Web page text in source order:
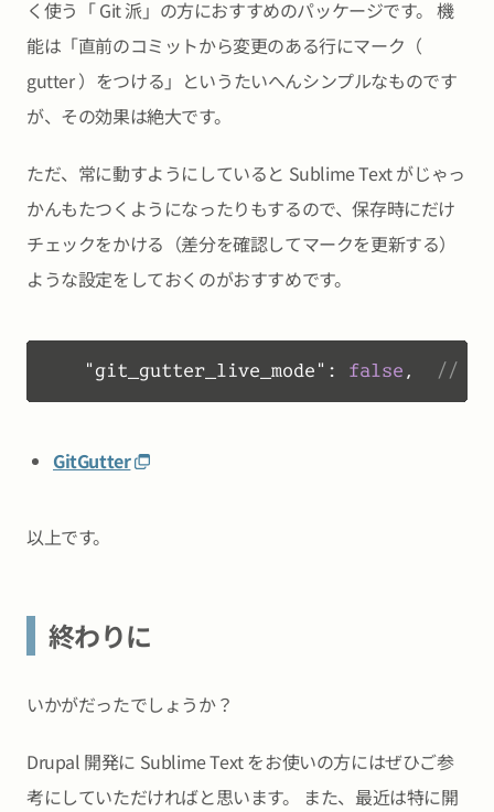
く使う「 Git 派」の方におすすめのパッケージです。 機
能は「直前のコミットから変更のある行にマーク（
gutter ）をつける」というたいへんシンプルなものです
が、その効果は絶大です。
ただ、常に動すようにしていると Sublime Text がじゃっ
かんもたつくようになったりもするので、保存時にだけ
チェックをかける（差分を確認してマークを更新する）
ような設定をしておくのがおすすめです。
"git_gutter_live_mode" : false , //
GitGutter
以上です。
終わりに
いかがだったでしょうか？
Drupal 開発に Sublime Text をお使いの方にはぜひご参
考にしていただければと思います。 また、最近は特に開